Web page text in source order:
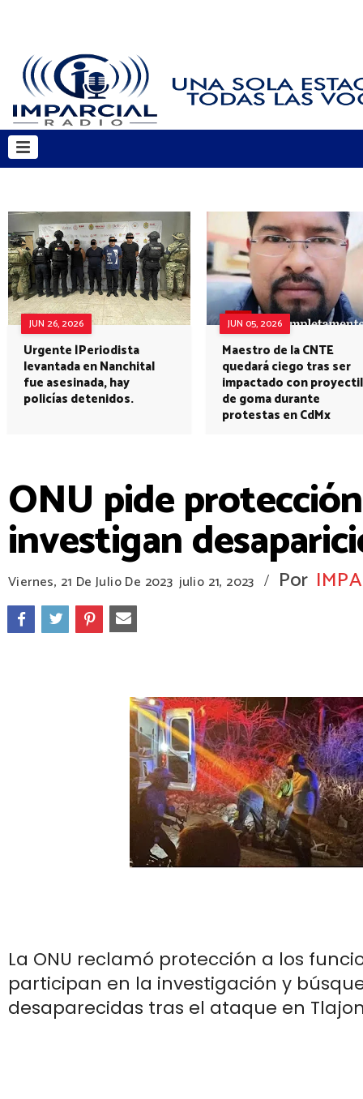
JUN 26, 2026
Urgente |Periodista
levantada en Nanchital
fue asesinada, hay
policías detenidos.
JUN 05, 2026
Maestro de la CNTE
quedará ciego tras ser
impactado con proyectil
de goma durante
protestas en CdMx
ONU pide
investigan
Viernes, 21 De Julio De 2023 julio 21, 2023 / Por
La ONU reclamó protección a los
participan en la investigación y
desaparecidas tras el ataque en